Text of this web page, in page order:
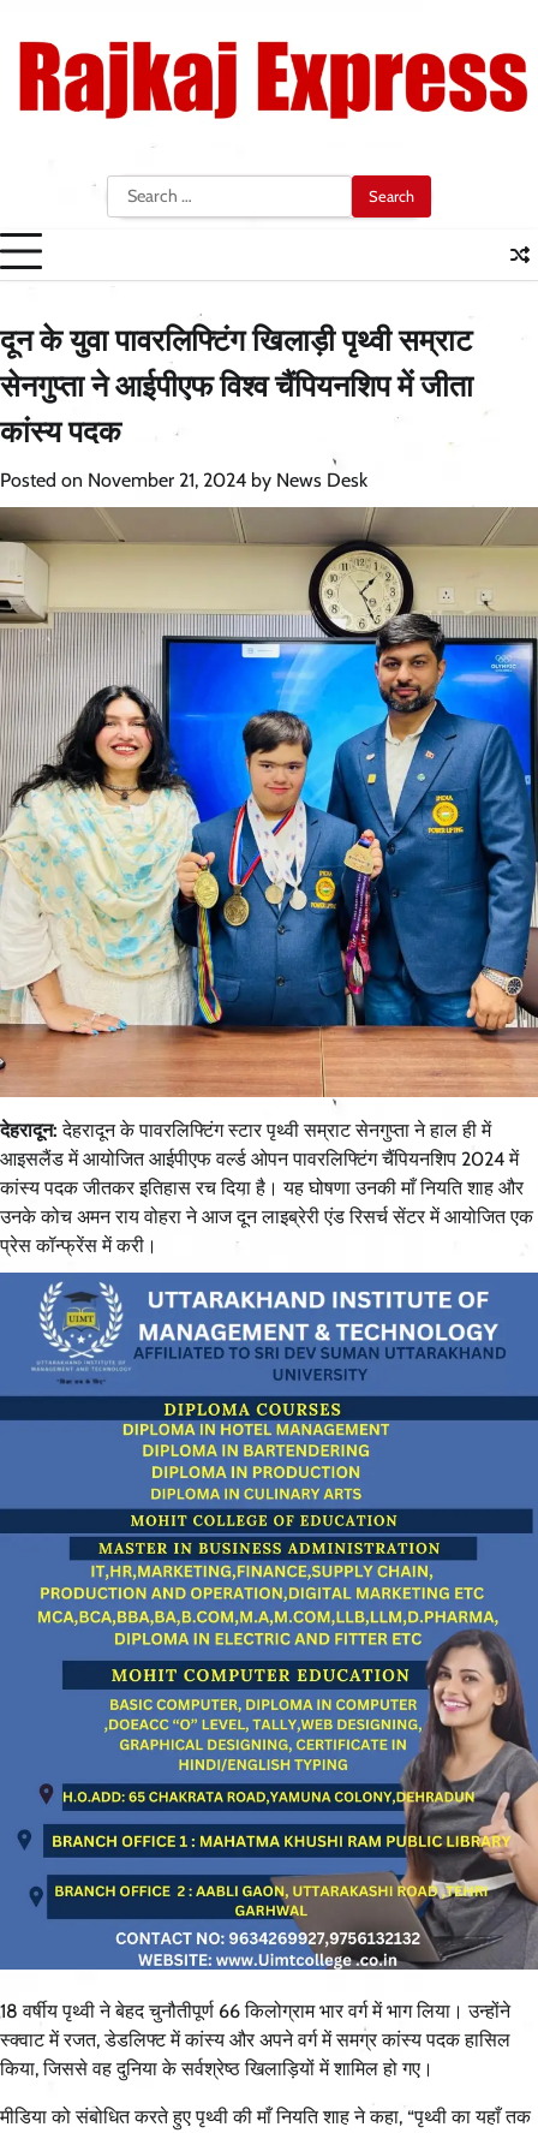
content
Search
for:
दून के युवा पावरलिफ्टिंग खिलाड़ी पृथ्वी सम्राट
सेनगुप्ता ने आईपीएफ विश्व चैंपियनशिप में जीता
कांस्य पदक
Posted on November 21, 2024 by News Desk
देहरादून: देहरादून के पावरलिफ्टिंग स्टार पृथ्वी सम्राट सेनगुप्ता ने हाल ही में
आइसलैंड में आयोजित आईपीएफ वर्ल्ड ओपन पावरलिफ्टिंग चैंपियनशिप 2024 में
कांस्य पदक जीतकर इतिहास रच दिया है। यह घोषणा उनकी माँ नियति शाह और
उनके कोच अमन राय वोहरा ने आज दून लाइब्रेरी एंड रिसर्च सेंटर में आयोजित एक
प्रेस कॉन्फ्रेंस में करी।
18 वर्षीय पृथ्वी ने बेहद चुनौतीपूर्ण 66 किलोग्राम भार वर्ग में भाग लिया। उन्होंने
स्क्वाट में रजत, डेडलिफ्ट में कांस्य और अपने वर्ग में समग्र कांस्य पदक हासिल
किया, जिससे वह दुनिया के सर्वश्रेष्ठ खिलाड़ियों में शामिल हो गए।
मीडिया को संबोधित करते हुए पृथ्वी की माँ नियति शाह ने कहा, “पृथ्वी का यहाँ तक